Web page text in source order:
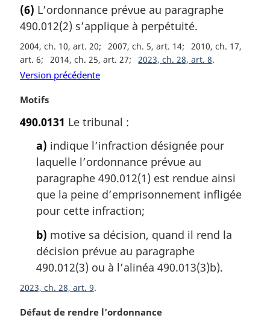
t
e
m
g
i
n
a
(6) L’ordonnance prévue au paragraphe
490.012(2) s’applique à perpétuité.
2004, ch. 10, art. 20 2007, ch. 5, art. 14
2010, ch. 17,
art. 6
2014, ch. 25, art. 27 2023, ch. 28, art. 8
Version précédente
N
t
Motifs
490.0131 Le tribunal :
a) indique l’infraction désignée pour
laquelle l’ordonnance prévue au
paragraphe 490.012(1) est rendue ainsi
que la peine d’emprisonnement infligée
pour cette infraction;
b) motive sa décision, quand il rend la
décision prévue au paragraphe
490.012(3) ou à l’alinéa 490.013(3)b).
2023, ch. 28, art. 9
N
Défaut de rendre l’ordonnance